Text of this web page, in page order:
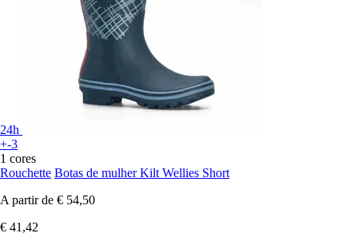
24h
+-3
1 cores
Rouchette Botas de mulher Kilt Wellies Short
A partir de € 54,50
€ 41,42